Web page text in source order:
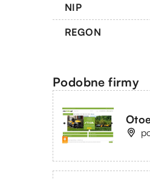
NIP
REGON
Podobne firmy